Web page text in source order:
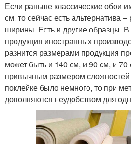
Если раньше классические обои
см, то сейчас есть альтернатива
ширины. Есть и другие образцы.
продукция иностранных
разнится размерами продукция
может быть и 140 см, и 90 см, и 70
привычным размером сложностей
поклейке было немного, то при
дополняются неудобством для